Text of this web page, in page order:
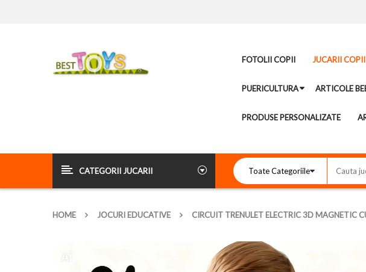
FOTOLII COPII JUCARII COPII
PUERICULTURA ARTICOLE
PRODUSE PERSONALIZATE
CATEGORII JUCARII
HOME JOCURI EDUCATIVE CIRCUIT TRENULET ELECTRIC 3D MAGNETIC